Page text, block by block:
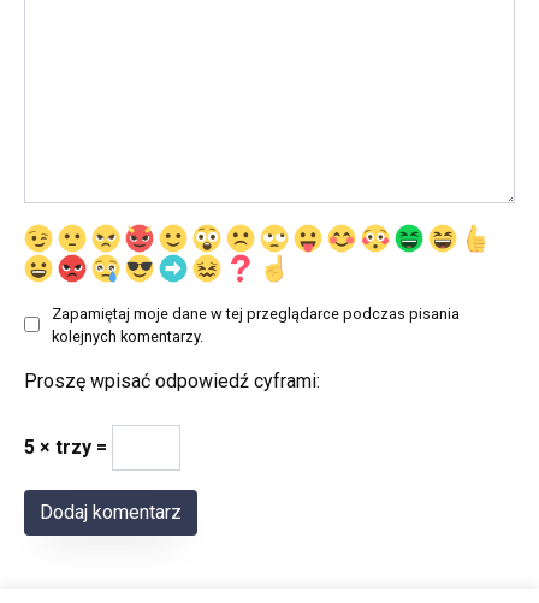
Zapamiętaj moje dane w tej przeglądarce podczas pisania
kolejnych komentarzy.
Proszę wpisać odpowiedź cyframi:
5 × trzy =